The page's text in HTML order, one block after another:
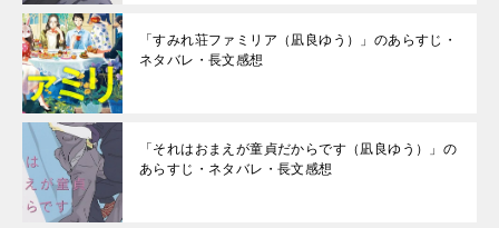
「すみれ荘ファミリア（凪良ゆう）」のあらすじ・
ネタバレ・長文感想
「それはおまえが童貞だからです（凪良ゆう）」の
あらすじ・ネタバレ・長文感想